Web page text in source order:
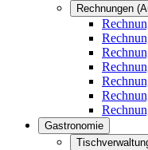
Rechnungen
Gastronomie